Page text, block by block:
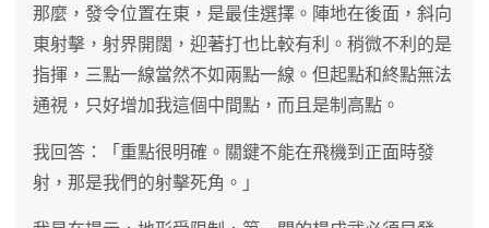
那麼，發令位置在東，是最佳選擇。陣地在後面，斜向
東射擊，射界開闊，迎著打也比較有利。稍微不利的是
指揮，三點一線當然不如兩點一線。但起點和終點無法
通視，只好增加我這個中間點，而且是制高點。
我回答：「重點很明確。關鍵不能在飛機到正面時發
射，那是我們的射擊死角。」